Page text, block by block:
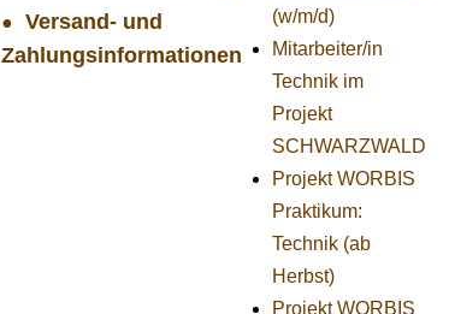
Versand- und
Zahlungsinformationen
(w/m/d)
Mitarbeiter/in
Technik im
Projekt
SCHWARZWALD
Projekt WORBIS
Praktikum:
Technik (ab
Herbst)
Projekt WORBIS